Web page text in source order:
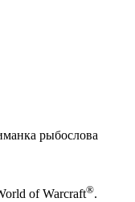
рыбослова
of Warcraft®.